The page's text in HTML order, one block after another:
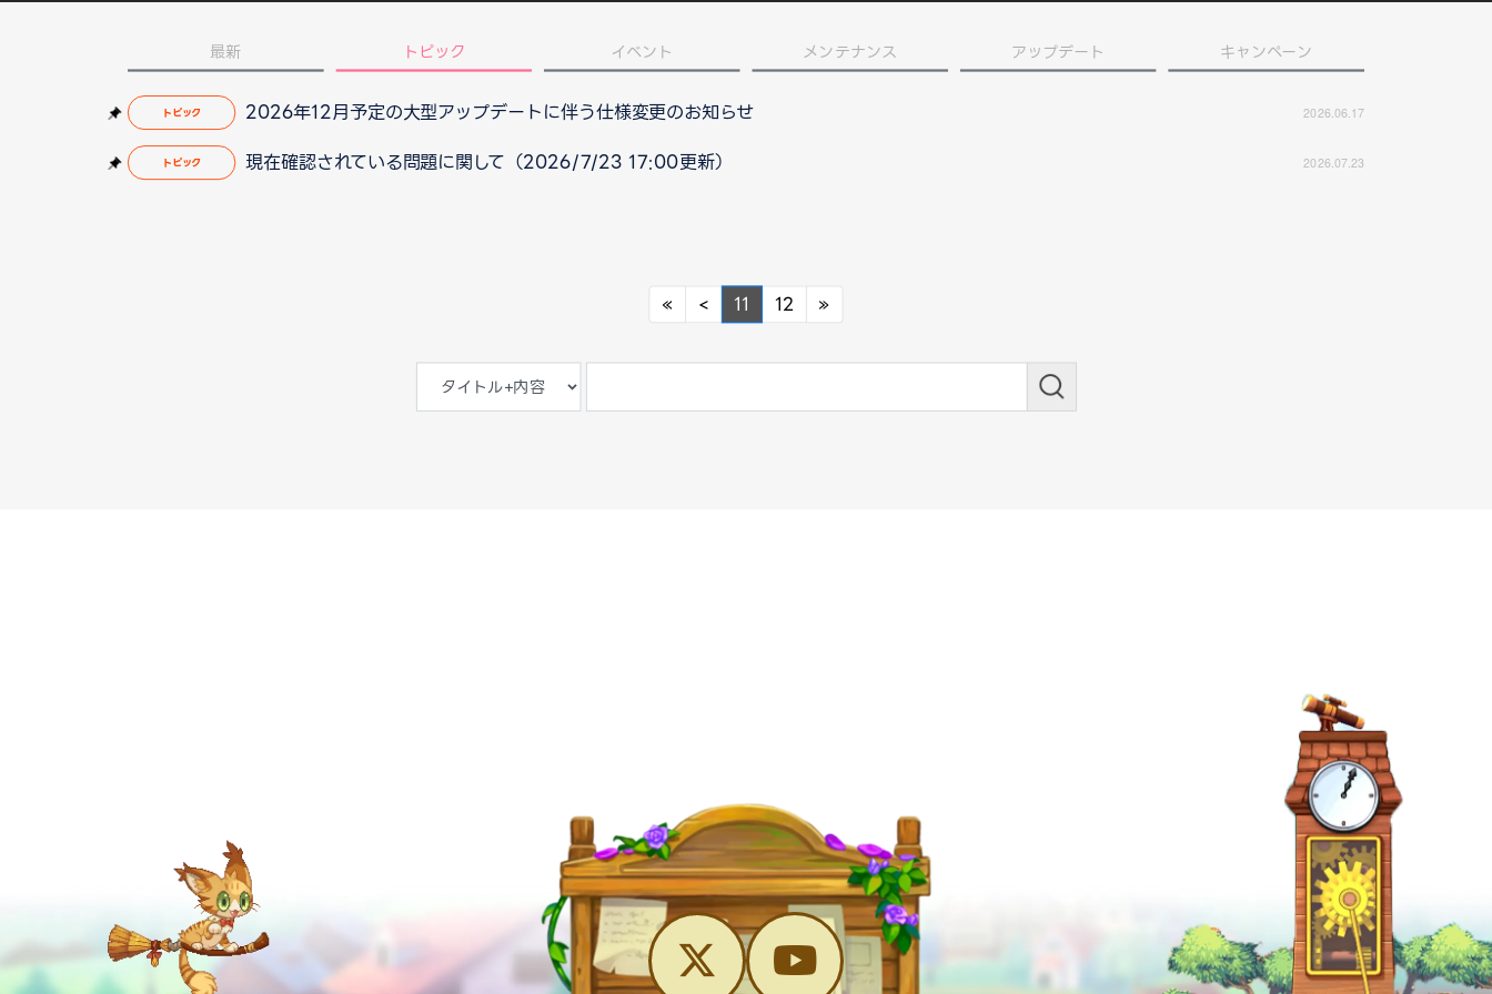
最新 トピック イベント メンテナンス アップデート キャンペーン
トピック 2026年12月予定の大型アップデートに伴う仕様変更のお知らせ 2026.06.17
トピック 現在確認されている問題に関して（2026/7/23 17:00更新） 2026.07.23
« Previous
< Previous
11 12 »